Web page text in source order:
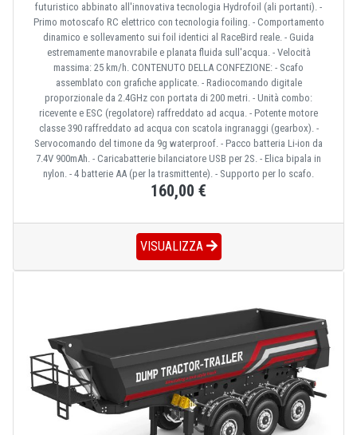
futuristico abbinato all'innovativa tecnologia Hydrofoil (ali portanti). -
Primo motoscafo RC elettrico con tecnologia foiling. - Comportamento
dinamico e sollevamento sui foil identici al RaceBird reale. - Guida
estremamente manovrabile e planata fluida sull'acqua. - Velocità
massima: 25 km/h. CONTENUTO DELLA CONFEZIONE: - Scafo
assemblato con grafiche applicate. - Radiocomando digitale
proporzionale da 2.4GHz con portata di 200 metri. - Unità combo:
ricevente e ESC (regolatore) raffreddato ad acqua. - Potente motore
classe 390 raffreddato ad acqua con scatola ingranaggi (gearbox). -
Servocomando del timone da 9g waterproof. - Pacco batteria Li-ion da
7.4V 900mAh. - Caricabatterie bilanciatore USB per 2S. - Elica bipala in
nylon. - 4 batterie AA (per la trasmittente). - Supporto per lo scafo.
160,00 €
VISUALIZZA